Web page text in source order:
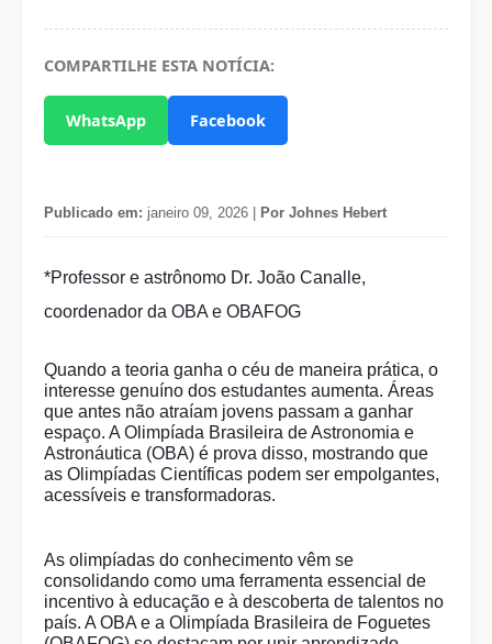
COMPARTILHE ESTA NOTÍCIA:
WhatsApp Facebook
Publicado em: janeiro 09, 2026 | Por Johnes Hebert
*Professor e astrônomo Dr. João Canalle,
coordenador da OBA e OBAFOG
Quando a teoria ganha o céu de maneira prática, o
interesse genuíno dos estudantes aumenta. Áreas
que antes não atraíam jovens passam a ganhar
espaço. A Olimpíada Brasileira de Astronomia e
Astronáutica (OBA) é prova disso, mostrando que
as Olimpíadas Científicas podem ser empolgantes,
acessíveis e transformadoras.
As olimpíadas do conhecimento vêm se
consolidando como uma ferramenta essencial de
incentivo à educação e à descoberta de talentos no
país. A OBA e a Olimpíada Brasileira de Foguetes